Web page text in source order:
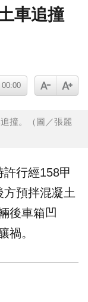
車追撞
00:00
撞。（圖／張麗
行經158甲
預拌混凝土
後車箱凹
禍。